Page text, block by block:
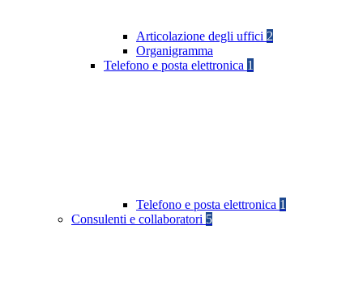
Articolazione degli uffici 2
Organigramma
Telefono e posta elettronica 1
Telefono e posta elettronica 1
Consulenti e collaboratori 5